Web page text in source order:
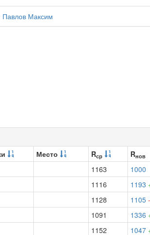
Павлов Максим
Место Rср Rнов
1163 1000
1116 1193
1128 1105
1091 1336
1152 1047